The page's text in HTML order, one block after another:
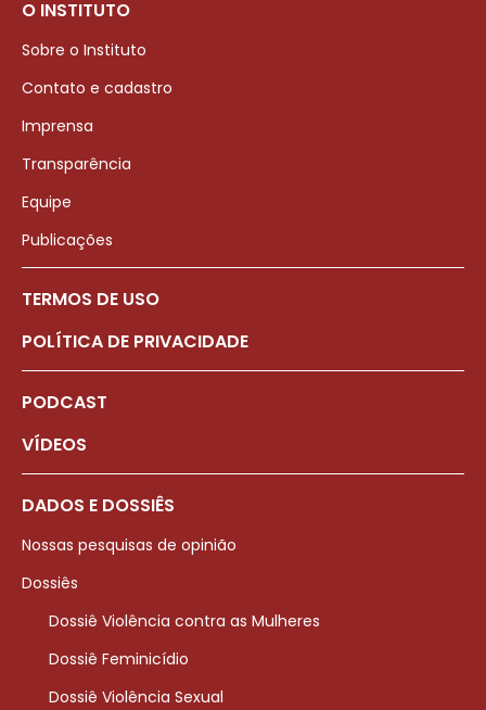
O INSTITUTO
Sobre o Instituto
Contato e cadastro
Imprensa
Transparência
Equipe
Publicações
TERMOS DE USO
POLÍTICA DE PRIVACIDADE
PODCAST
VÍDEOS
DADOS E DOSSIÊS
Nossas pesquisas de opinião
Dossiês
Dossiê Violência contra as Mulheres
Dossiê Feminicídio
Dossiê Violência Sexual